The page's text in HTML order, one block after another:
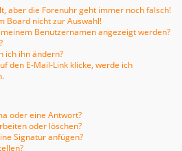
aber die Forenuhr geht immer noch falsch!
Board nicht zur Auswahl!
Benutzernamen angezeigt werden?
ich ihn ändern?
den E-Mail-Link klicke, werde ich
oder eine Antwort?
oder löschen?
Signatur anfügen?